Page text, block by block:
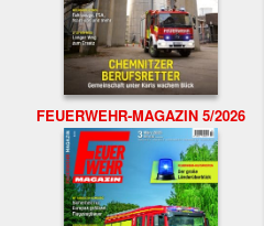
FEUERWEHR-MAGAZIN 5/2026